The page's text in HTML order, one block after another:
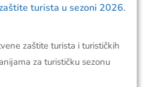
turista u sezoni 2026.
zaštite turista i turističkih
za turističku sezonu